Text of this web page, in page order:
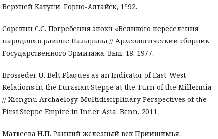
Верхней Катуни. Горно-Алтайск, 1992.
Сорокин С.С. Погребения эпохи «Великого переселения
народов» в районе Пазырыка // Археологический сборник
Государственного Эрмитажа. Вып. 18. 1977.
Brosseder U. Belt Plaques as an Indicator of East-West
Relations in the Eurasian Steppe at the Turn of the Millennia
// Xiongnu Archaelogy. Multidisciplinary Perspectives of the
First Steppe Empire in Inner Asia. Bonn, 2011.
Матвеева Н.П. Ранний железный век Приишимья.